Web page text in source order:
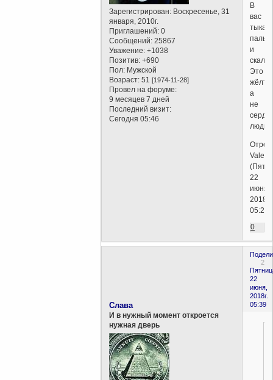
Зарегистрирован: Воскресенье, 31
января, 2010г.
Приглашений: 0
Сообщений: 25867
Уважение: +1038
Позитив: +690
Пол: Мужской
Возраст: 51[1974-11-28]
Провел на форуме:
9 месяцев 7 дней
Последний визит:
Сегодня 05:46
В
вас
и
Это
а
не
люди.
22
июня,
2018г.
05:20)
0
2
22
июня,
2018г.
05:39
Слава
И в нужный момент откроется
нужная дверь